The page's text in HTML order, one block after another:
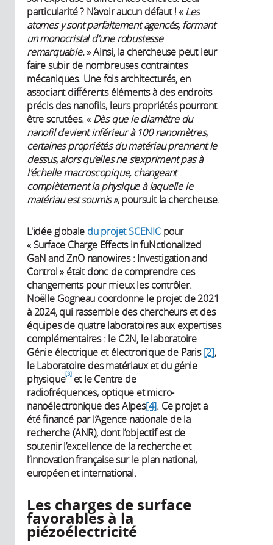
particularité ? N’avoir aucun défaut ! « Les
atomes y sont parfaitement agencés, formant
un monocristal d’une robustesse
remarquable.» Ainsi, la chercheuse peut leur
faire subir de nombreuses contraintes
mécaniques. Une fois architecturés, en
associant différents éléments à des endroits
précis des nanofils, leurs propriétés pourront
être scrutées. « Dès que le diamètre du
nanofil devient inférieur à 100 nanomètres,
certaines propriétés du matériau prennent le
dessus, alors qu’elles ne s'expriment pas à
l'échelle macroscopique, changeant
complètement la physique à laquelle le
matériau est soumis », poursuit la chercheuse.
L'idée globale du projet SCENICpour
« Surface Charge Effects in fuNctionalized
GaN and ZnO nanowires : Investigation and
Control » était donc de comprendre ces
changements pour mieux les contrôler.
Noëlle Gogneau coordonne le projet de 2021
à 2024, qui rassemble des chercheurs et des
équipes de quatre laboratoires aux expertises
complémentaires : le C2N, le laboratoire
Génie électrique et électronique de Paris[2],
le Laboratoire des matériaux et du génie
physique[3] et le Centre de
radiofréquences, optique et micro-
nanoélectronique des Alpes[4]. Ce projet a
été financé par l’Agence nationale de la
recherche (ANR), dont l’objectif est de
soutenir l’excellence de la recherche et
l’innovation française sur le plan national,
européen et international.
Les charges de surface
favorables à la
piézoélectricité